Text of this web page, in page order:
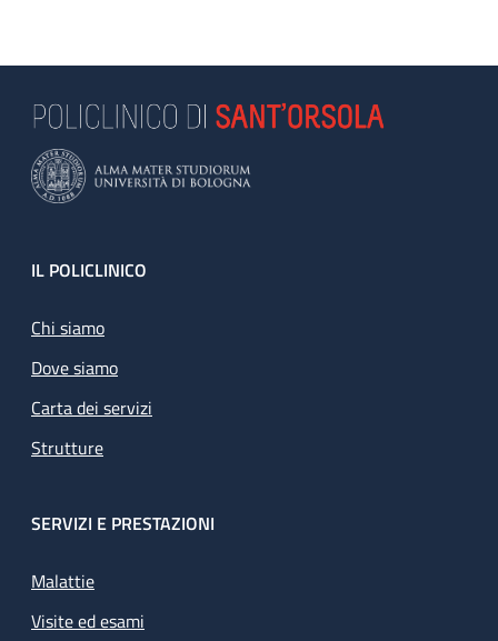
Footer
IL POLICLINICO
Chi siamo
Dove siamo
Carta dei servizi
Strutture
SERVIZI E PRESTAZIONI
Malattie
Visite ed esami